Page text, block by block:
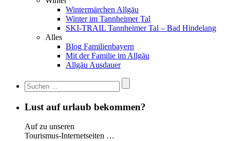
Wintermärchen Allgäu
Winter im Tannheimer Tal
SKI-TRAIL Tannheimer Tal – Bad Hindelang
Alles
Blog Familienbayern
Mit der Familie im Allgäu
Allgäu Ausdauer
Lust auf urlaub bekommen?
Auf zu unseren
Tourismus-Internetseiten …